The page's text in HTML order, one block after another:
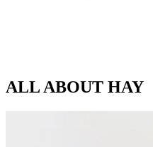
ALL ABOUT HAY